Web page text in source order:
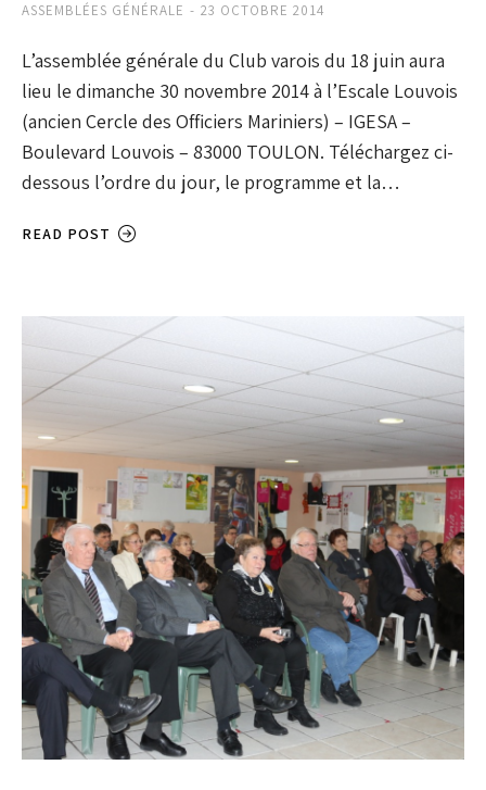
ASSEMBLÉES GÉNÉRALE 23 OCTOBRE 2014
L’assemblée générale du Club varois du 18 juin aura
lieu le dimanche 30 novembre 2014 à l’Escale Louvois
(ancien Cercle des Officiers Mariniers) – IGESA –
Boulevard Louvois – 83000 TOULON. Téléchargez ci-
dessous l’ordre du jour, le programme et la…
READ POST